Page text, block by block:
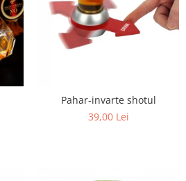
Pahar-invarte shotul
39,00 Lei